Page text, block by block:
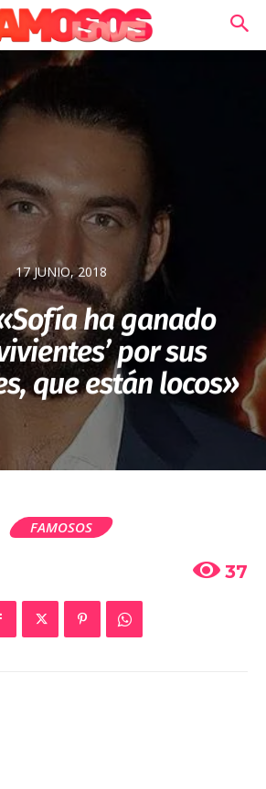
17 JUNIO, 2018
ha ganado
por sus
que están locos»
FAMOSOS
37